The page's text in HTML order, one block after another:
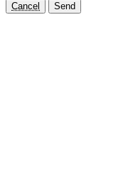
Cancel Send